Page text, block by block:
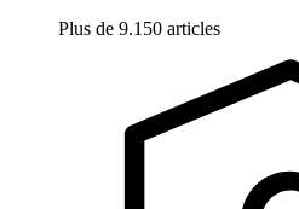
Plus de 9.150 articles